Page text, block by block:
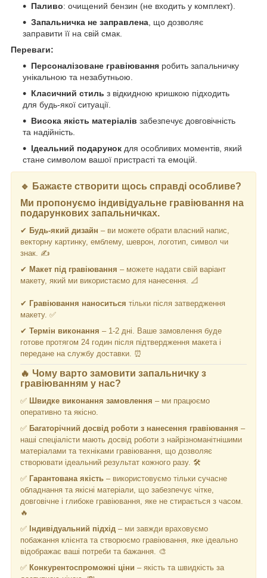
Паливо: очищений бензин (не входить у комплект).
Запальничка не заправлена , що дозволяє
заправити її на свій смак.
Переваги:
Персоналізоване гравіювання робить запальничку
унікальною та незабутньою.
Класичний стиль з відкидною кришкою підходить
для будь-якої ситуації.
Висока якість матеріалів забезпечує довговічність
та надійність.
Ідеальний подарунок для особливих моментів, який
стане символом вашої пристрасті та емоцій.
🔹 Бажаєте створити щось справді особливе?
Ми пропонуємо індивідуальне гравіювання на
подарункових запальничках.
✔ Будь-який дизайн – ви можете обрати власний напис,
векторну картинку, емблему, шеврон, логотип, символ чи
знак. ✍️
✔ Макет під гравіювання – можете надати свій варіант
макету, який ми використаємо для нанесення. 📐
✔ Гравіювання наноситься тільки після затвердження
макету. ✅
✔ Термін виконання – 1-2 дні. Ваше замовлення буде
готове протягом 24 годин після підтвердження макета і
передане на службу доставки. ⏰
🔥 Чому варто замовити запальничку з
гравіюванням у нас?
✅ Швидке виконання замовлення – ми працюємо
оперативно та якісно.
✅ Багаторічний досвід роботи з нанесення гравіювання –
наші спеціалісти мають досвід роботи з найрізноманітнішими
матеріалами та техніками гравіювання, що дозволяє
створювати ідеальний результат кожного разу. 🛠️
✅ Гарантована якість – використовуємо тільки сучасне
обладнання та якісні матеріали, що забезпечує чітке,
довговічне і глибоке гравіювання, яке не стирається з часом.
🔥
✅ Індивідуальний підхід – ми завжди враховуємо
побажання клієнта та створюємо гравіювання, яке ідеально
відображає ваші потреби та бажання. 🎨
✅ Конкурентоспроможні ціни – якість та швидкість за